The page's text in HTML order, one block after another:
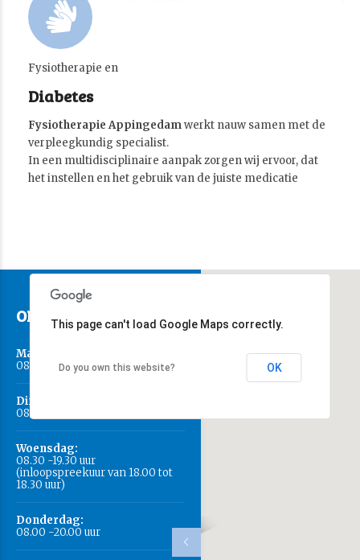
Fysiotherapie en
Diabetes
Fysiotherapie Appingedamwerkt nauw samen met de
verpleegkundig specialist.
In een multidisciplinaire aanpak zorgen wij ervoor, dat
het instellen en het gebruik van de juiste medicatie
This page can't load Google Maps correctly.
Do you own this website? OK
OPENINGSTIJDEN:
Maandag:
08.00 -21.00 uur
Dinsdag:
08.00 -21.00 uur
Woensdag:
08.30 -19.30 uur
(inloopspreekuur van 18.00 tot
18.30 uur)
Donderdag:
08.00 -20.00 uur